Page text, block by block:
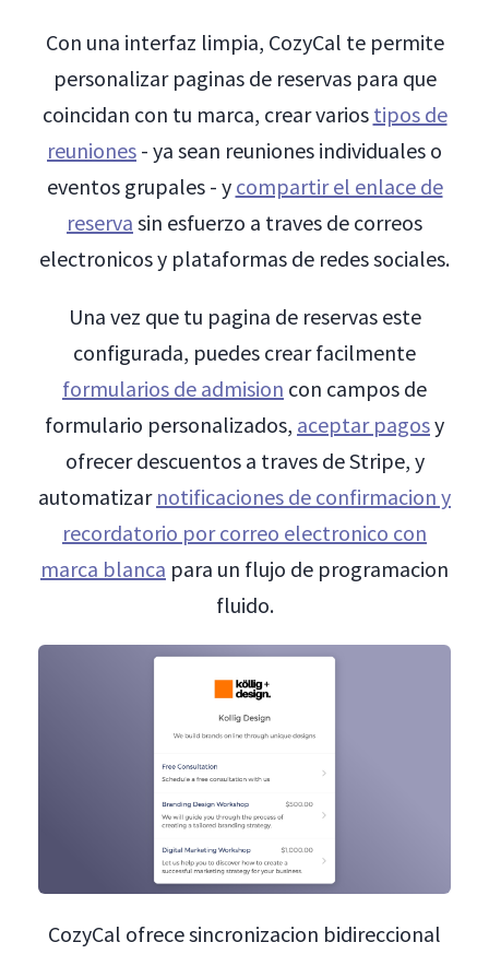
Con una interfaz limpia, CozyCal te permite
personalizar paginas de reservas para que
coincidan con tu marca, crear varios tipos de
reuniones - ya sean reuniones individuales o
eventos grupales - y compartir el enlace de
reserva sin esfuerzo a traves de correos
electronicos y plataformas de redes sociales.
Una vez que tu pagina de reservas este
configurada, puedes crear facilmente
formularios de admision con campos de
formulario personalizados, aceptar pagosy
ofrecer descuentos a traves de Stripe, y
automatizar notificaciones de confirmacion y
recordatorio por correo electronico con
marca blanca para un flujo de programacion
fluido.
CozyCal ofrece sincronizacion bidireccional